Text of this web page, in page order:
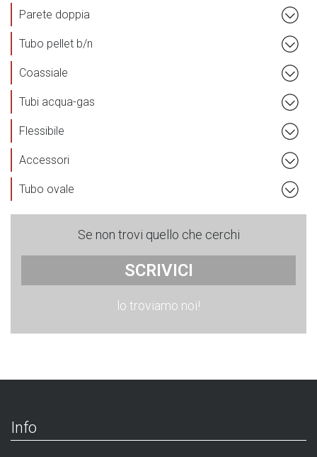
Parete doppia
Tubo pellet b/n
Coassiale
Tubi acqua-gas
Flessibile
Accessori
Tubo ovale
Se non trovi quello che cerchi
SCRIVICI
lo troviamo noi!
Info